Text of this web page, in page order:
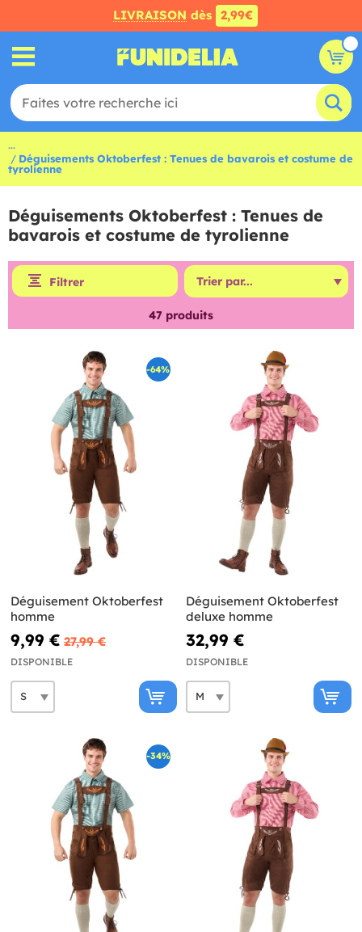
LIVRAISON dès 2,99€
...
Déguisements Oktoberfest : Tenues de bavarois et costume de
tyrolienne
Déguisements Oktoberfest : Tenues de
bavarois et costume de tyrolienne
Filtrer
47 produits
-64%
Déguisement Oktoberfest
homme
9,99 € 27,99 €
DISPONIBLE
Déguisement Oktoberfest
deluxe homme
32,99 €
DISPONIBLE
-34%